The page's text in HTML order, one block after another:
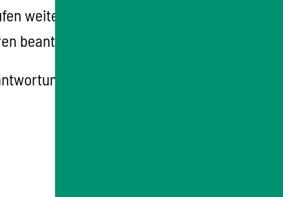
weiter. Wollen Sie die Umsetzung
beantragen.